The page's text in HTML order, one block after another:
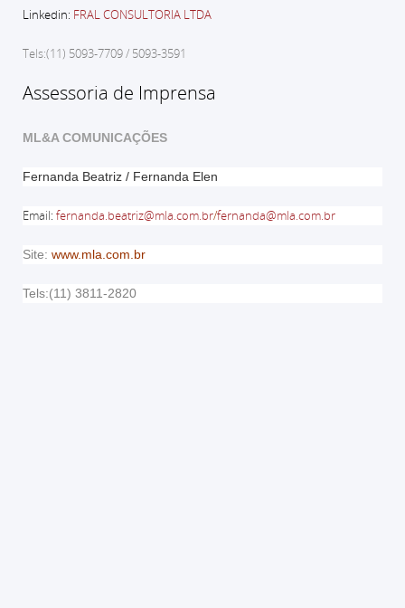
Linkedin: FRAL CONSULTORIA LTDA
Tels:(11) 5093-7709 / 5093-3591
Assessoria de Imprensa
ML&A COMUNICAÇÕES
Fernanda Beatriz / Fernanda Elen
Email: fernanda.beatriz@mla.com.br/fernanda@mla.com.br
Site: www.mla.com.br
Tels:(11) 3811-2820